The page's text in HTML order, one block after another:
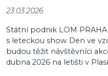
23.03.2026
Státní podnik LOM
s leteckou show Den ve
budou těžit návštěvníci
dubna 2026 na letišti v